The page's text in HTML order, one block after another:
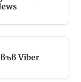
Viber